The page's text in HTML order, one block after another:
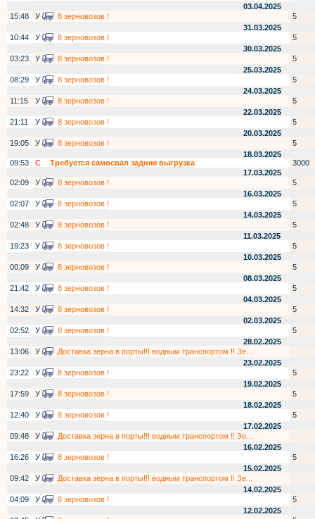
03.04.2025
15:48
У 8 зерновозов !
5
31.03.2025
10:44
У 8 зерновозов !
5
30.03.2025
03:23
У 8 зерновозов !
5
25.03.2025
08:29
У 8 зерновозов !
5
24.03.2025
11:15
У 8 зерновозов !
5
22.03.2025
21:11
У 8 зерновозов !
5
20.03.2025
19:05
У 8 зерновозов !
5
18.03.2025
09:53
С Требуется самосвал задняя выгрузка
3000
17.03.2025
02:09
У 8 зерновозов !
5
16.03.2025
02:07
У 8 зерновозов !
5
14.03.2025
02:48
У 8 зерновозов !
5
11.03.2025
19:23
У 8 зерновозов !
5
10.03.2025
00:09
У 8 зерновозов !
5
08.03.2025
21:42
У 8 зерновозов !
5
04.03.2025
14:32
У 8 зерновозов !
5
02.03.2025
02:52
У 8 зерновозов !
5
28.02.2025
13:06
У
Доставка зерна в порты!!! водным транспортом !! Зе...
23.02.2025
23:22
У 8 зерновозов !
5
19.02.2025
17:59
У 8 зерновозов !
5
18.02.2025
12:40
У 8 зерновозов !
5
17.02.2025
09:48
У
Доставка зерна в порты!!! водным транспортом !! Зе...
16.02.2025
16:26
У 8 зерновозов !
5
15.02.2025
09:42
У
Доставка зерна в порты!!! водным транспортом !! Зе...
14.02.2025
04:09
У 8 зерновозов !
5
12.02.2025